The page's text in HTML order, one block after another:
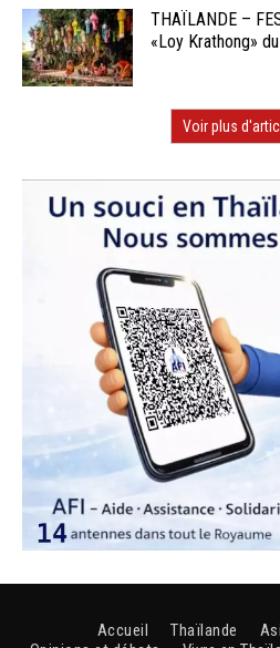
THAÏLANDE –
«Loy Krathong»
Voir plus
Accueil Thaïlande